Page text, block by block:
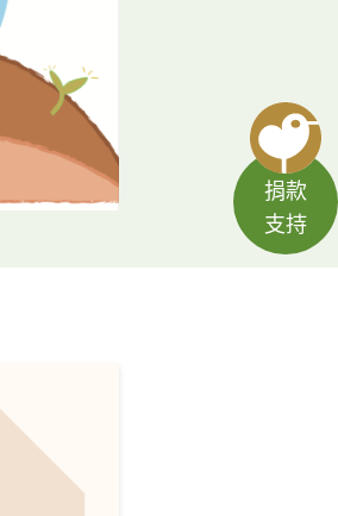
捐款
支持